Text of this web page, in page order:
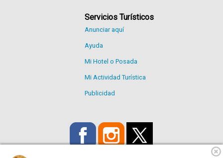
Servicios Turísticos
Anunciar aquí
Ayuda
Mi Hotel o Posada
Mi Actividad Turística
Publicidad